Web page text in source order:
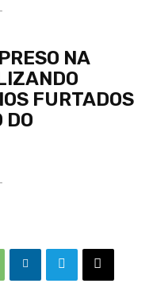
NA
FURTADOS
DO